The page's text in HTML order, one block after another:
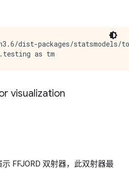
dist-packages/
visualization
FFJORD 双射器，此双射器最